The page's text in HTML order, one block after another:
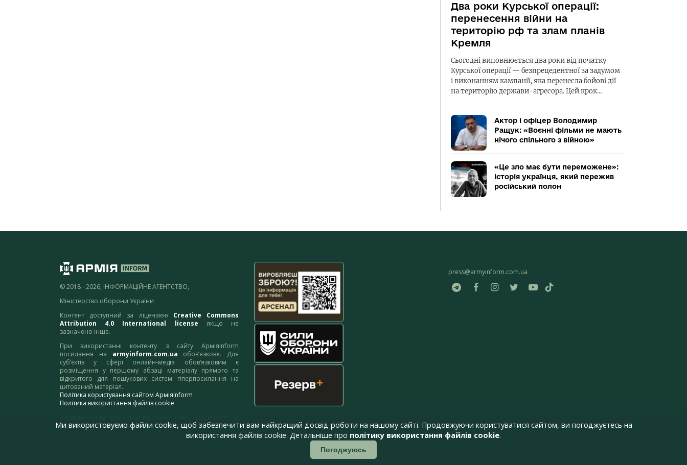
Два роки Курської операції:
перенесення війни на
територію рф та злам планів
Кремля
Сьогодні виповнюється два роки від початку
Курської операції — безпрецедентної за задумом
і виконанням кампанії, яка перенесла бойові дії
на територію держави-агресора. Цей крок…
Актор і офіцер Володимир
Ращук: «Воєнні фільми не мають
нічого спільного з війною»
«Це зло має бути переможене»:
історія українця, який пережив
російський полон
© 2018 - 2026, ІНФОРМАЦІЙНЕ АГЕНТСТВО,
Міністерство оборони України
Контент доступний за ліцензією Creative Commons
Attribution 4.0 International license якщо не
зазначено інше.
При використанні контенту з сайту АрміяInform
посилання на armyinform.com.ua обов’язкове. Для
суб’єктів у сфері онлайн-медіа обов’язковим є
розміщення у першому абзаці матеріалу прямого та
відкритого для пошукових систем гіперпосилання на
цитований матеріал.
Політика користування сайтом АрміяInform
Політика використання файлів cookie
адресу:webmaster@armyinform.com.ua
press@armyinform.com.ua
Ми використовуємо файли cookie, щоб забезпечити вам найкращий досвід роботи на нашому сайті. Продовжуючи користуватися сайтом, ви погоджуєтесь на
використання файлів cookie. Детальніше про політику використання файлів cookie.
Погоджуюсь